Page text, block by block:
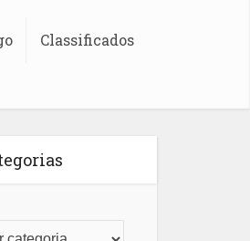
Classificados